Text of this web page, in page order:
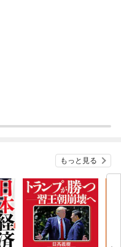
もっと見る